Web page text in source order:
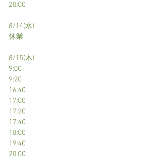
20:00
8/14(水)
休業
8/15(木)
9:00
9:20
16:40
17:00
17:20
17:40
18:00
19:40
20:00